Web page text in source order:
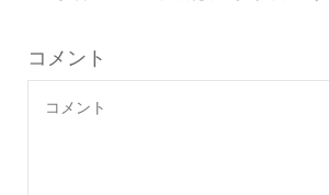
コメント